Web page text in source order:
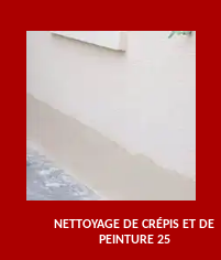
NETTOYAGE DE CRÉPIS ET DE
PEINTURE 25